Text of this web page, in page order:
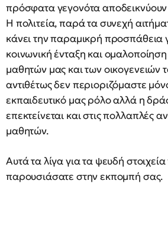
πρόσφατα γεγονότα αποδεικνύουν
Η πολιτεία, παρά τα συνεχή
κάνει την παραμικρή προσπάθεια
κοινωνική ένταξη και
μαθητών μας και των οικογενειών
αντιθέτως δεν περιοριζόμαστε
εκπαιδευτικό μας ρόλο αλλά η
επεκτείνεται και στις πολλαπλές
μαθητών.
Αυτά τα λίγα για τα ψευδή
παρουσιάσατε στην εκπομπή σας.